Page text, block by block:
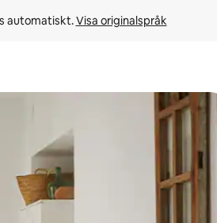
automatiskt. Visa originalspråk